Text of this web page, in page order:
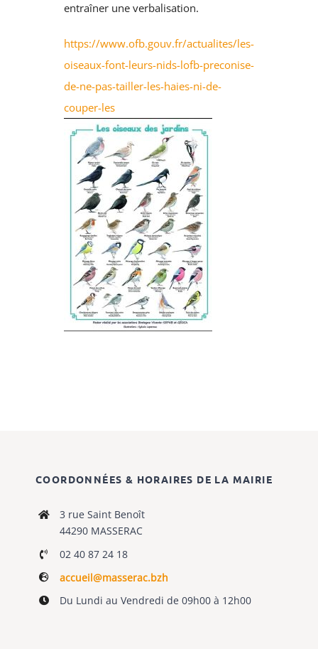
entraîner une verbalisation.
https://www.ofb.gouv.fr/actualites/les-
oiseaux-font-leurs-nids-lofb-preconise-
de-ne-pas-tailler-les-haies-ni-de-
couper-les
COORDONNÉES & HORAIRES DE LA MAIRIE
3 rue Saint Benoît
44290 MASSERAC
02 40 87 24 18
accueil@masserac.bzh
Du Lundi au Vendredi de 09h00 à 12h00